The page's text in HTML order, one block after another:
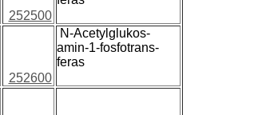
252500
252600
N-Acetylglukos-
amin-1-fosfotrans-
feras